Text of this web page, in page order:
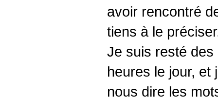
avoir rencontré
tiens à le
Je suis resté des
heures le jour, et
nous dire les